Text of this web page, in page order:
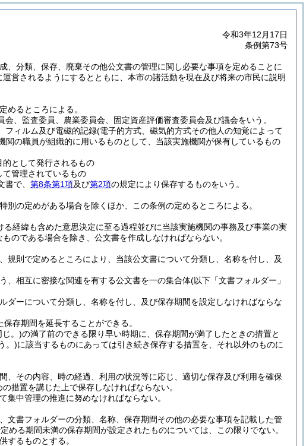
令和3年12月17日
条例第73号
分類、保存、廃棄その他公文書の管理に関し必要な事項を定めることに
営されるようにするとともに、本市の諸活動を現在及び将来の市民に説明
めるところによる。
、監査委員、農業委員会、固定資産評価審査委員会及び議会をいう。
フィルム及び電磁的記録(電子的方式、磁気的方式その他人の知覚によって
関の職員が組織的に用いるものとして、当該実施機関が保有しているもの
として発行されるもの
管理されているもの
で、 第8条第1項及び第2項の規定により保存するものをいう。
の定めがある場合を除くほか、この条例の定めるところによる。
経緯も含めた意思決定に至る過程並びに当該実施機関の事務及び事業の実
のである場合を除き、公文書を作成しなければならない。
則で定めるところにより、当該公文書について分類し、名称を付し、及
、相互に密接な関連を有する公文書を一の集合体(以下「文書フォルダー」
ーについて分類し、名称を付し、及び保存期間を設定しなければならな
存期間を延長することができる。
じ。)の満了前のできる限り早い時期に、保存期間が満了したときの措置と
。)に該当するものにあっては引き続き保存する措置を、それ以外のものに
その内容、時の経過、利用の状況等に応じ、適切な保存及び利用を確保
措置を講じた上で保存しなければならない。
中管理の推進に努めなければならない。
書フォルダーの分類、名称、保存期間その他の必要な事項を記載した管
める期間未満の保存期間が設定されたものについては、この限りでない。
するものとする。